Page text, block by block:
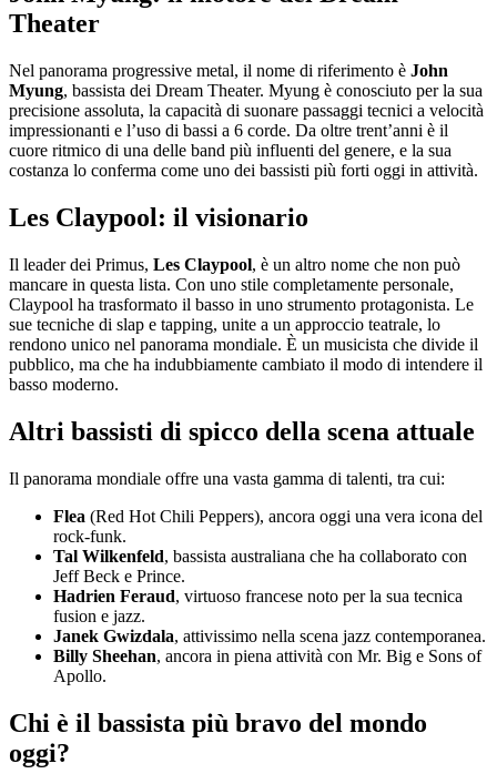
Theater
Nel panorama progressive metal, il nome di riferimento è John
Myung, bassista dei Dream Theater. Myung è conosciuto per la sua
precisione assoluta, la capacità di suonare passaggi tecnici a velocità
impressionanti e l’uso di bassi a 6 corde. Da oltre trent’anni è il
cuore ritmico di una delle band più influenti del genere, e la sua
costanza lo conferma come uno dei bassisti più forti oggi in attività.
Les Claypool: il visionario
Il leader dei Primus, Les Claypool, è un altro nome che non può
mancare in questa lista. Con uno stile completamente personale,
Claypool ha trasformato il basso in uno strumento protagonista. Le
sue tecniche di slap e tapping, unite a un approccio teatrale, lo
rendono unico nel panorama mondiale. È un musicista che divide il
pubblico, ma che ha indubbiamente cambiato il modo di intendere il
basso moderno.
Altri bassisti di spicco della scena attuale
Il panorama mondiale offre una vasta gamma di talenti, tra cui:
Flea (Red Hot Chili Peppers), ancora oggi una vera icona del
rock-funk.
Tal Wilkenfeld, bassista australiana che ha collaborato con
Jeff Beck e Prince.
Hadrien Feraud, virtuoso francese noto per la sua tecnica
fusion e jazz.
Janek Gwizdala, attivissimo nella scena jazz contemporanea.
Billy Sheehan, ancora in piena attività con Mr. Big e Sons of
Apollo.
Chi è il bassista più bravo del mondo
oggi?